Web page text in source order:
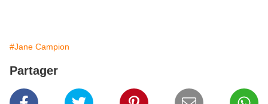
#Jane Campion
Partager